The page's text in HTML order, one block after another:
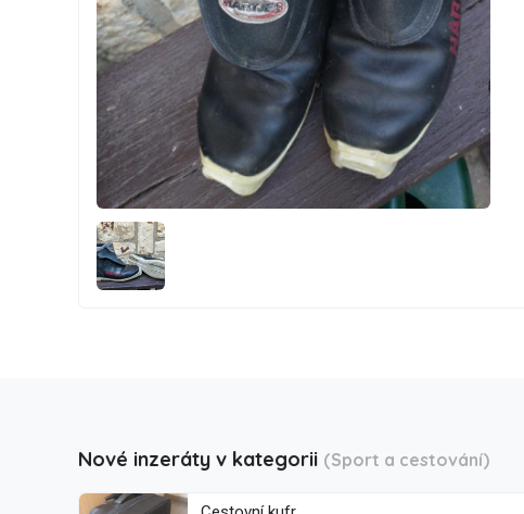
Nové inzeráty v kategorii (Sport a cestování)